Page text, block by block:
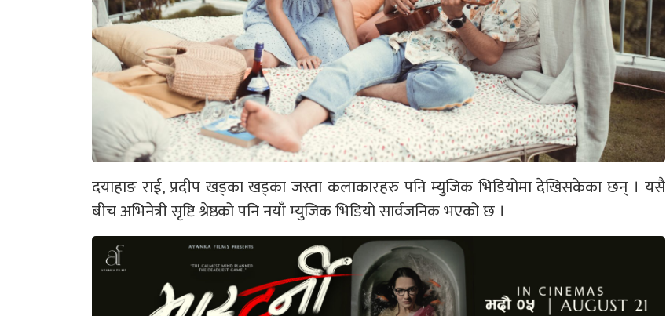
दयाहाङ राई, प्रदीप खड्का खड्का जस्ता कलाकारहरु पनि म्युजिक भिडियोमा देखिसकेका छन् । यसै
बीच अभिनेत्री सृष्टि श्रेष्ठको पनि नयाँ म्युजिक भिडियो सार्वजनिक भएको छ ।